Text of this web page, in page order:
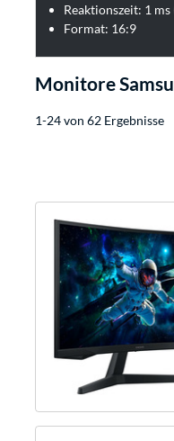
Reaktionszeit: 1 ms
Format: 16:9
Monitore
1-24 von 62 Ergebnisse